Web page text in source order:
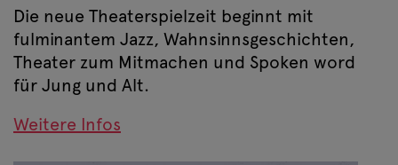
Die neue Theaterspielzeit beginnt mit
fulminantem Jazz, Wahnsinnsgeschichten,
Theater zum Mitmachen und Spoken word
für Jung und Alt.
Weitere Infos